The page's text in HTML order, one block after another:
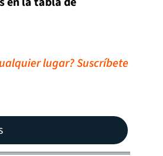
lugar? Suscríbete